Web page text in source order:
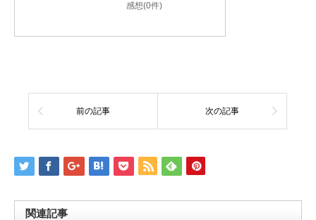
感想(0件)
前の記事 次の記事
関連記事